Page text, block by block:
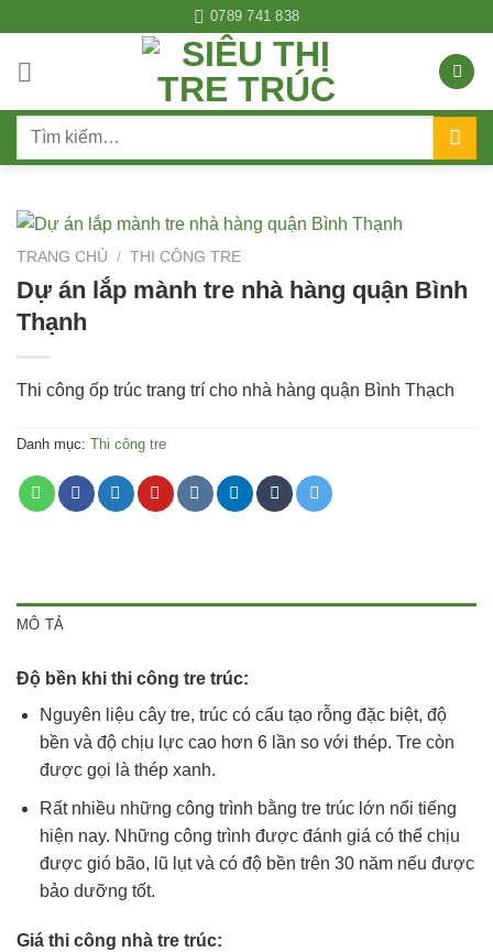
nội
0789 741 838
Tìm
TRANG CHỦ / THI CÔNG TRE
Dự án lắp mành tre nhà hàng quận Bình
Thạnh
Thi công ốp trúc trang trí cho nhà hàng quận Bình Thạch
Danh mục: Thi công tre
MÔ TẢ
Độ bền khi thi công tre trúc:
Nguyên liệu cây tre, trúc có cấu tạo rỗng đặc biệt, độ
bền và độ chịu lực cao hơn 6 lần so với thép. Tre còn
được gọi là thép xanh.
Rất nhiều những công trình bằng tre trúc lớn nổi tiếng
hiện nay. Những công trình được đánh giá có thể chịu
được gió bão, lũ lụt và có độ bền trên 30 năm nếu được
bảo dưỡng tốt.
Giá thi công nhà tre trúc: